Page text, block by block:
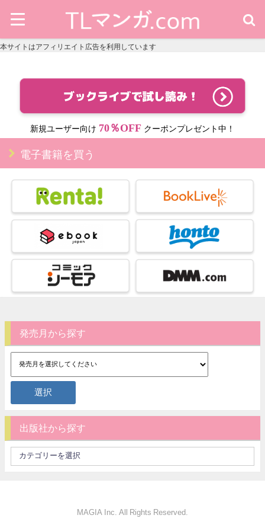
本サイトはアフィリエイト広告を利用しています
新規ユーザー向け 70％OFF クーポンプレゼント中！
電子書籍を買う
発売月から探す
出版社から探す
MAGIA Inc. All Rights Reserved.